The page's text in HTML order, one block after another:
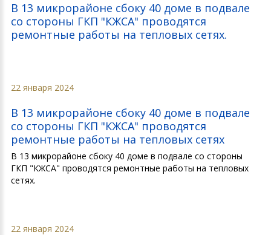
В 13 микрорайоне сбоку 40 доме в подвале
со стороны ГКП "КЖСА" проводятся
ремонтные работы на тепловых сетях.
22 января 2024
В 13 микрорайоне сбоку 40 доме в подвале
со стороны ГКП "КЖСА" проводятся
ремонтные работы на тепловых сетях
В 13 микрорайоне сбоку 40 доме в подвале со стороны
ГКП "КЖСА" проводятся ремонтные работы на тепловых
сетях.
22 января 2024